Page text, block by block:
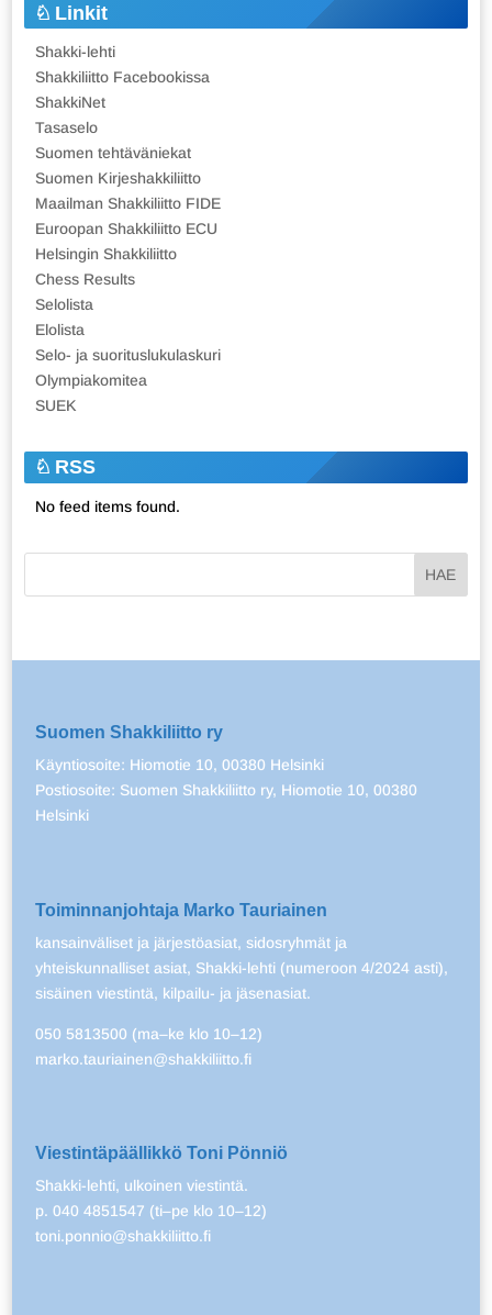
Linkit
Shakki-lehti
Shakkiliitto Facebookissa
ShakkiNet
Tasaselo
Suomen tehtäväniekat
Suomen Kirjeshakkiliitto
Maailman Shakkiliitto FIDE
Euroopan Shakkiliitto ECU
Helsingin Shakkiliitto
Chess Results
Selolista
Elolista
Selo- ja suorituslukulaskuri
Olympiakomitea
SUEK
RSS
No feed items found.
Suomen Shakkiliitto ry
Käyntiosoite: Hiomotie 10, 00380 Helsinki
Postiosoite: Suomen Shakkiliitto ry, Hiomotie 10, 00380
Helsinki
Toiminnanjohtaja Marko Tauriainen
kansainväliset ja järjestöasiat, sidosryhmät ja
yhteiskunnalliset asiat, Shakki-lehti (numeroon 4/2024 asti),
sisäinen viestintä, kilpailu- ja jäsenasiat.
050 5813500 (ma–ke klo 10–12)
marko.tauriainen@shakkiliitto.fi
Viestintäpäällikkö Toni Pönniö
Shakki-lehti, ulkoinen viestintä.
p. 040 4851547 (ti–pe klo 10–12)
toni.ponnio@shakkiliitto.fi